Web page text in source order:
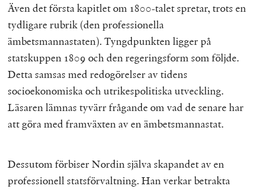
Även det första kapitlet om 1800-talet spretar, trots en
tydligare rubrik (den professionella
ämbetsmannastaten). Tyngdpunkten ligger på
statskuppen 1809 och den regeringsform som följde.
Detta samsas med redogörelser av tidens
socioekonomiska och utrikespolitiska utveckling.
Läsaren lämnas tyvärr frågande om vad de senare har
att göra med framväxten av en ämbetsmannastat.
Dessutom förbiser Nordin själva skapandet av en
professionell statsförvaltning. Han verkar betrakta